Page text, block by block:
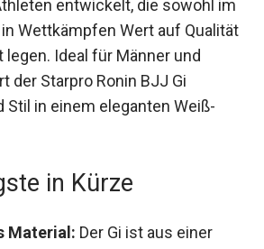
entwickelt, die sowohl
in Wettkämpfen Wert auf
legen. Ideal für Männer
der Starpro Ronin BJJ Gi
Stil in einem eleganten Weiß-
in Kürze
Material: Der Gi ist aus einer